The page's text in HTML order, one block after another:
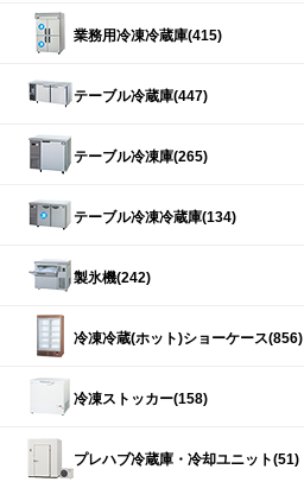
業務用冷凍冷蔵庫(415)
テーブル冷蔵庫(447)
テーブル冷凍庫(265)
テーブル冷凍冷蔵庫(134)
製氷機(242)
冷凍冷蔵(ホット)ショーケース(856)
冷凍ストッカー(158)
プレハブ冷蔵庫・冷却ユニット(51)